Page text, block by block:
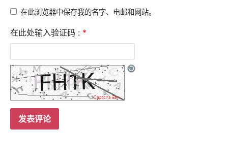
在此浏览器中保存我的名字、电邮和网站。
在此处输入验证码 : *